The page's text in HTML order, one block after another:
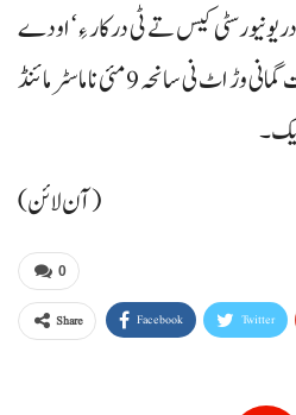
کیس تے ٹی درکار ءِ‘ اودے
تلاشی تروئی تمک‘ کل آن زیات گمانی وڑ اٹ نی سانحہ 9 مئی نا ماسٹر مائنڈ
(آن لائن)
0
Share Facebook Twitter